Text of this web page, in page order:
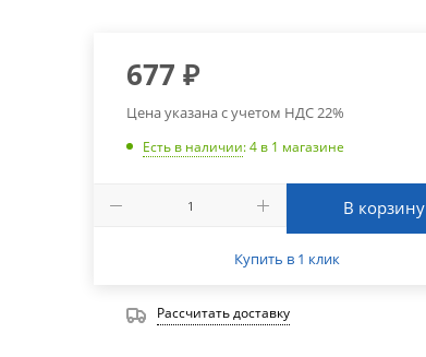
677 ₽
Цена указана с учетом НДС 22%
Есть в наличии: 4 в 1 магазине
В корзину
Купить в 1 клик
Рассчитать доставку